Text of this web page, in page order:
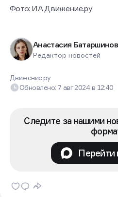
Фото: ИА Движение.ру
Анастасия
Редактор новостей
Движение.ру
Обновлено: 7 авг 2024в 12:40
Следите за нашими
Перейти